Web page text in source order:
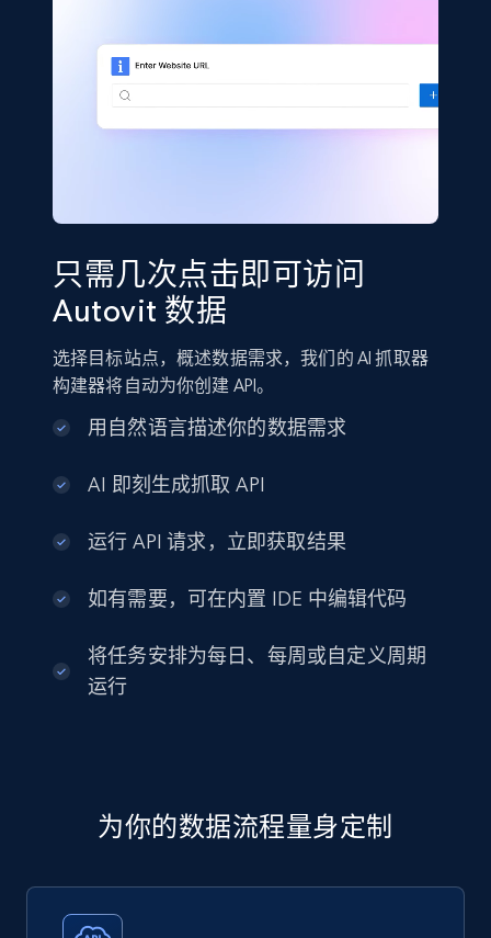
只需几次点击即可访问
Autovit 数据
选择目标站点，概述数据需求，我们的 AI 抓取器
构建器将自动为你创建 API。
用自然语言描述你的数据需求
AI 即刻生成抓取 API
运行 API 请求，立即获取结果
如有需要，可在内置 IDE 中编辑代码
将任务安排为每日、每周或自定义周期
运行
为你的数据流程量身定制